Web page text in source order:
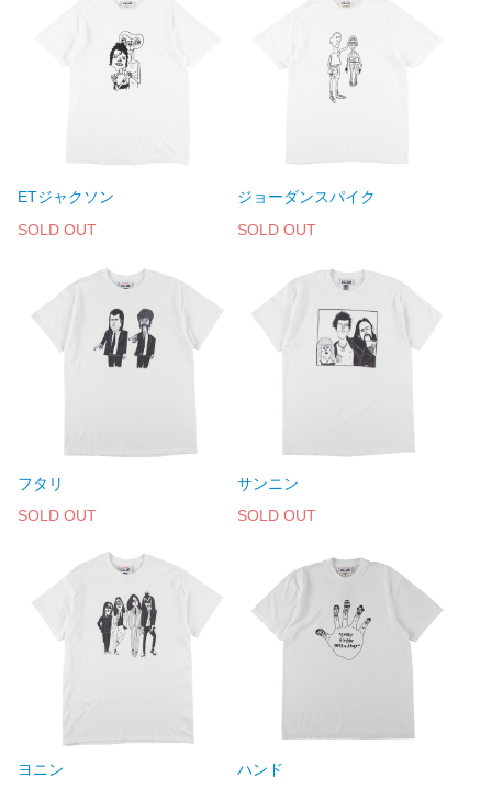
ETジャクソン
SOLD OUT
ジョーダンスパイク
SOLD OUT
フタリ
SOLD OUT
サンニン
SOLD OUT
ヨニン
ハンド